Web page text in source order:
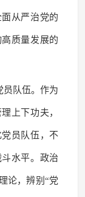
从严治党的
质量发展的
员队伍。作为
上下功夫，
员队伍，不
水平。政治
论，辨别“党